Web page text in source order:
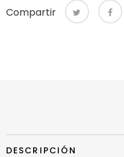
Compartir
Compartir
DESCRIPCIÓN